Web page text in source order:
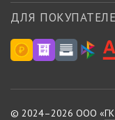
ДЛЯ
© 2024–2026 ООО «